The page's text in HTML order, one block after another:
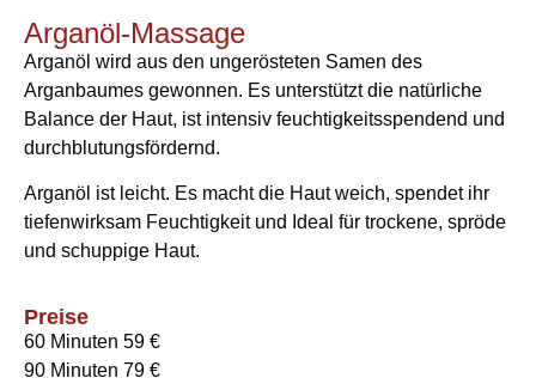
Arganöl-Massage
Arganöl wird aus den ungerösteten Samen des
Arganbaumes gewonnen. Es unterstützt die natürliche
Balance der Haut, ist intensiv feuchtigkeitsspendend und
durchblutungsfördernd.
Arganöl ist leicht. Es macht die Haut weich, spendet ihr
tiefenwirksam Feuchtigkeit und Ideal für trockene, spröde
und schuppige Haut.
Preise
60 Minuten 59 €
90 Minuten 79 €